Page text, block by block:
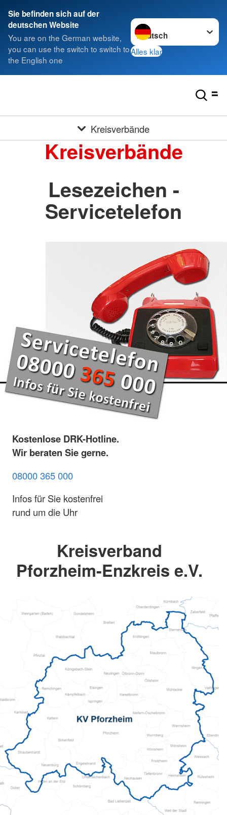
Sie befinden sich auf der
deutschen Website
You are on the German website,
you can use the switch to switch to
the English one
Sprache wechseln zu
Alles klar
Kreisverbände
Kreisverbände
Lesezeichen -
Servicetelefon
Kostenlose DRK-Hotline.
Wir beraten Sie gerne.
08000 365 000
Infos für Sie kostenfrei
rund um die Uhr
Kreisverband
Pforzheim-Enzkreis e.V.